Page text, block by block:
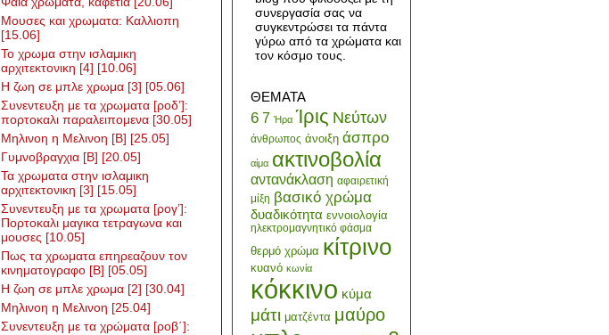
Μουσες και χρωματα: Καλλιοπη
[15.06]
Το χρωμα στην ισλαμικη
αρχιτεκτονικη [4] [10.06]
Η ζωη σε μπλε χρωμα [3] [05.06]
Συνεντευξη με τα χρωματα [ροδ’]:
πορτοκαλι παραλειπομενα [30.05]
Μηλινοη η Μελινοη [Β] [25.05]
Γυμνοβραγχια [Β] [20.05]
Τα χρωματα στην ισλαμικη
αρχιτεκτονικη [3] [15.05]
Συνεντευξη με τα χρωματα [ρογ’]:
Πορτοκαλι μαγικα τετραγωνα και
μουσες [10.05]
Πως τα χρωματα επηρεαζουν τον
κινηματογραφο [Β] [05.05]
H ζωη σε μπλε χρωμα [2] [30.04]
Μηλινοη η Μελινοη [25.04]
Συνεντευξη με τα χρώματα [ροβ΄]:
συνεργασία σας να
συγκεντρώσει τα πάντα
γύρω από τα χρώματα και
τον κόσμο τους.
ΘΕΜΑΤΑ
6 7 Ήρα Ίρις Νεύτων
άνθρωπος άνοιξη άσπρο
αίμα ακτινοβολία
αντανάκλαση αφαιρετική
μίξη βασικό χρώμα
δυαδικότητα εννοιολογία
ηλεκτρομαγνητικό φάσμα
θερμό χρώμα κίτρινο
κυανό κωνία
κόκκινο κύμα
μάτι ματζέντα μαύρο